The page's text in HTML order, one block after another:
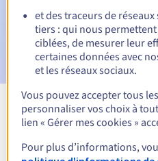
E-mail après la Redemption
notification de la
Voir toutes les
et des traceurs de
tiers : qui nous
ciblées, de mesurer leur
certaines données avec
et les réseaux sociaux.
Vous pouvez accepter tous
personnaliser vos choix à
lien « Gérer mes cookies »
Pour plus d’informations,